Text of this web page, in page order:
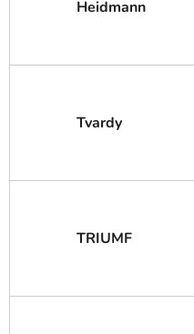
Heidmann
Tvardy
TRIUMF